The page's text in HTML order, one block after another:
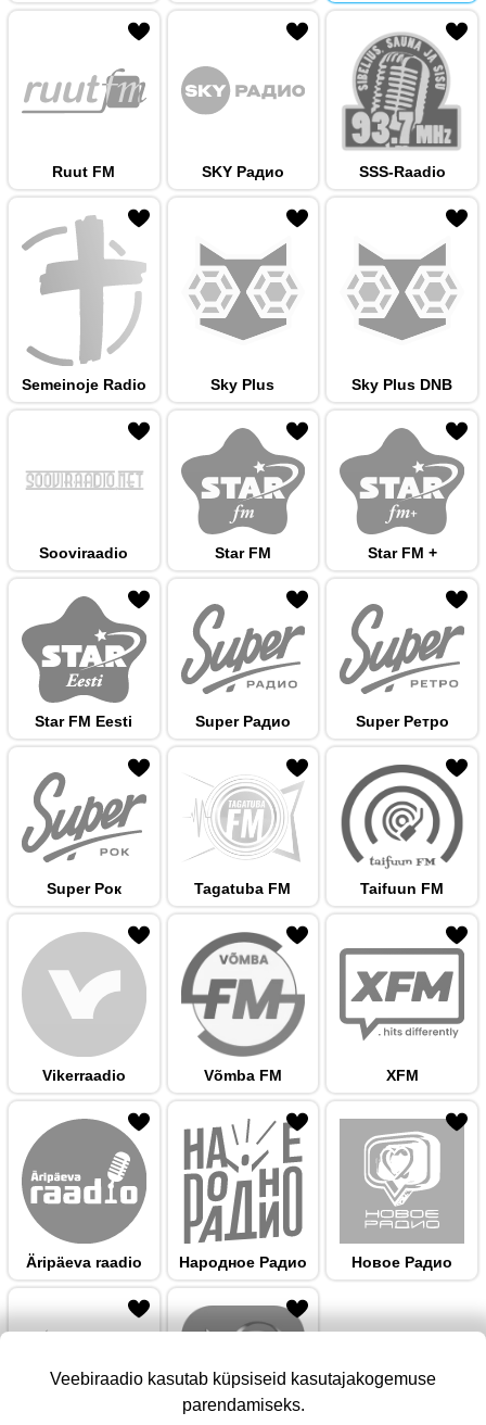
Ruut FM SKY Радио SSS-Raadio
Semeinoje Radio Sky Plus Sky Plus DNB
Sooviraadio Star FM Star FM +
Star FM Eesti Super Радио Super Ретро
Super Рок Tagatuba FM Taifuun FM
Vikerraadio Võmba FM XFM
Äripäeva raadio Народноe Радио Новое Радио
Veebiraadio kasutab küpsiseid kasutajakogemuse
parendamiseks.